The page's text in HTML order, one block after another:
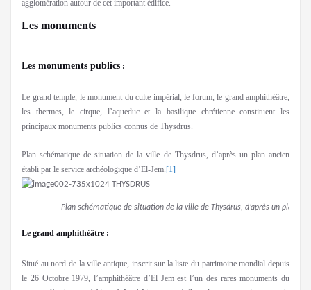
agglomération autour de cet important édifice.
Les monuments
Les monuments publics :
Le grand temple, le monument du culte impérial, le forum, le grand amphithéâtre,
les thermes, le cirque, l’aqueduc et la basilique chrétienne constituent les
principaux monuments publics connus de Thysdrus.
Plan schématique de situation de la ville de Thysdrus, d’après un plan ancien
établi par le service archéologique d’El-Jem.[1]
Plan schématique de situation de la ville de Thysdrus, d’après un plan
Le grand amphithéâtre :
Situé au nord de la ville antique, inscrit sur la liste du patrimoine mondial depuis
le 26 Octobre 1979, l’amphithéâtre d’El Jem est l’un des rares monuments du